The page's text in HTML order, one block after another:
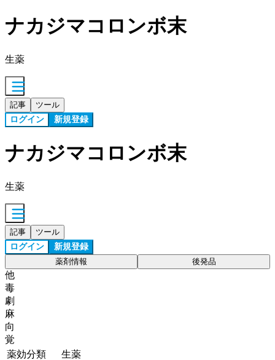
ナカジマコロンボ末
生薬
記事 ツール
ログイン 新規登録
ナカジマコロンボ末
生薬
記事 ツール
ログイン 新規登録
薬剤情報 後発品
他
毒
劇
麻
向
覚
薬効分類
生薬